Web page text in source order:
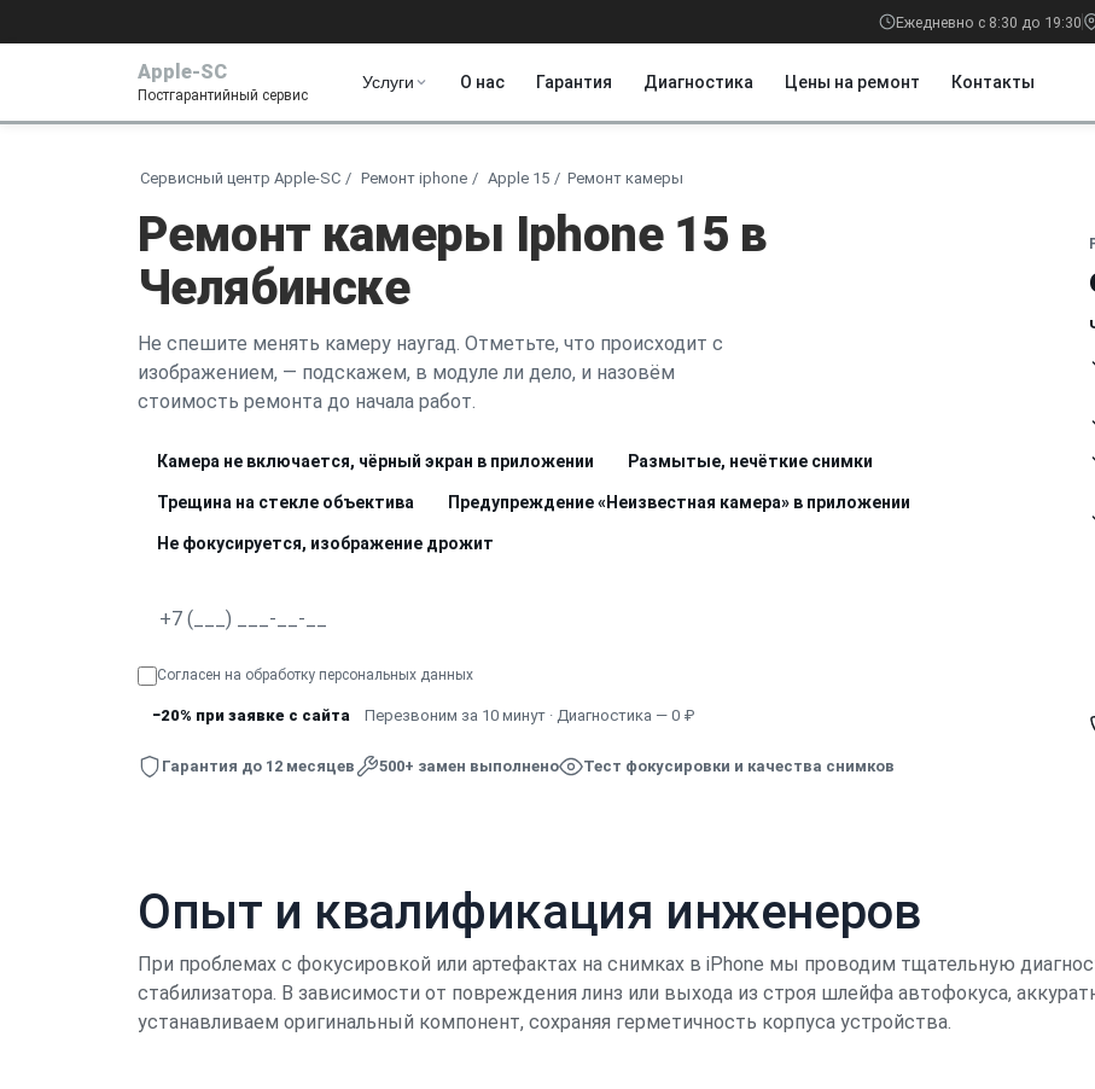
Ежедневно с 8:30 до 19:30
Apple-SC
Постгарантийный сервис
Услуги О нас Гарантия Диагностика Цены на ремонт Контакты
Сервисный центр Apple-SC Ремонт iphone Apple 15 Ремонт камеры
Ремонт камеры Iphone 15 в
Челябинске
Не спешите менять камеру наугад. Отметьте, что происходит с
изображением, — подскажем, в модуле ли дело, и назовём
стоимость ремонта до начала работ.
Камера не включается, чёрный экран в приложении Размытые, нечёткие снимки
Трещина на стекле объектива Предупреждение «Неизвестная камера» в приложении
Не фокусируется, изображение дрожит
Согласен на обработку персональных данных
−20% при заявке с сайта Перезвоним за 10 минут · Диагностика — 0 ₽
Гарантия до 12 месяцев 500+ замен выполнено Тест фокусировки и качества снимков
Опыт и квалификация инженеров
При проблемах с фокусировкой или артефактах на снимках в iPhone мы проводим тщательную
стабилизатора. В зависимости от повреждения линз или выхода из строя шлейфа автофокуса,
устанавливаем оригинальный компонент, сохраняя герметичность корпуса устройства.